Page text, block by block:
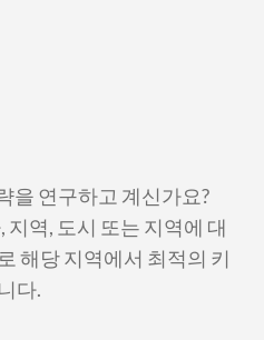
을 연구하고 계신가요?
지역, 도시 또는 지역에 대
해당 지역에서 최적의 키
다.